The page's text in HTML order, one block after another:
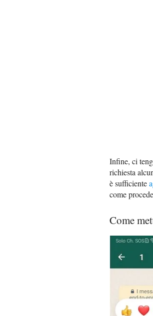
Infine, ci
richiesta
è sufficiente
come
Come